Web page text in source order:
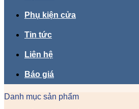
Phụ kiện cửa
Tin tức
Liên hệ
Báo giá
Danh mục sản phẩm